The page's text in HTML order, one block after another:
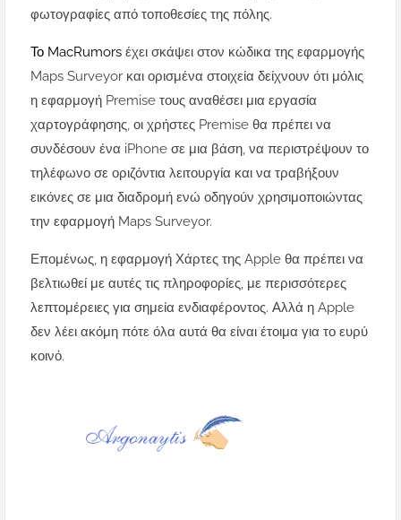
φωτογραφίες από τοποθεσίες της πόλης.
Το MacRumors έχει σκάψει στον κώδικα της εφαρμογής
Maps Surveyor και ορισμένα στοιχεία δείχνουν ότι μόλις
η εφαρμογή Premise τους αναθέσει μια εργασία
χαρτογράφησης, οι χρήστες Premise θα πρέπει να
συνδέσουν ένα iPhone σε μια βάση, να περιστρέψουν το
τηλέφωνο σε οριζόντια λειτουργία και να τραβήξουν
εικόνες σε μια διαδρομή ενώ οδηγούν χρησιμοποιώντας
την εφαρμογή Maps Surveyor.
Επομένως, η εφαρμογή Χάρτες της Apple θα πρέπει να
βελτιωθεί με αυτές τις πληροφορίες, με περισσότερες
λεπτομέρειες για σημεία ενδιαφέροντος. Αλλά η Apple
δεν λέει ακόμη πότε όλα αυτά θα είναι έτοιμα για το ευρύ
κοινό.